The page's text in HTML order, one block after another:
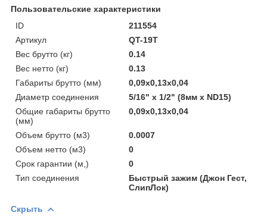
Пользовательские характеристики
ID
211554
Артикул
QT-19T
Вес брутто (кг)
0.14
Вес нетто (кг)
0.13
Габариты брутто (мм)
0,09x0,13x0,04
Диаметр соединения
5/16" x 1/2" (8мм x ND15)
Общие габариты брутто
(мм)
0,09x0,13x0,04
Объем брутто (м3)
0.0007
Объем нетто (м3)
0
Срок гарантии (м,)
0
Тип соединения
Быстрый зажим (Джон Гест,
СлипЛок)
Скрыть